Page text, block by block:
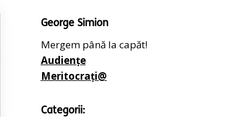
George Simion
Mergem până la capăt!
Audiențe
Meritocrați@
Categorii: